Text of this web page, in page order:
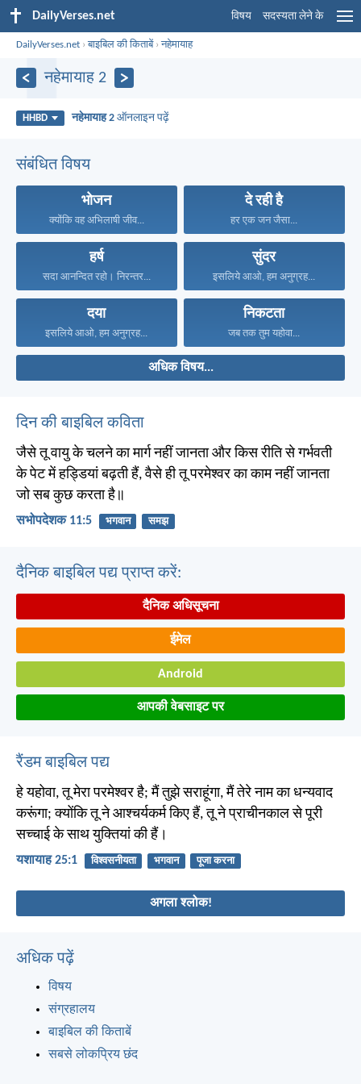
DailyVerses.net विषय सदस्यता लेने के
DailyVerses.net ›बाइबिल की किताबें›नहेमायाह
नहेमायाह 2
HHBD नहेमायाह 2 ऑनलाइन पढ़ें
संबंधित विषय
भोजन
क्योंकि वह अभिलाषी जीव...
दे रही है
हर एक जन जैसा...
हर्ष
सदा आनन्दित रहो। निरन्तर...
सुंदर
इसलिये आओ, हम अनुग्रह...
दया
इसलिये आओ, हम अनुग्रह...
निकटता
जब तक तुम यहोवा...
अधिक विषय...
दिन की बाइबिल कविता
जैसे तू वायु के चलने का मार्ग नहीं जानता और किस रीति से गर्भवती
के पेट में हड्डियां बढ़ती हैं, वैसे ही तू परमेश्वर का काम नहीं जानता
जो सब कुछ करता है॥
सभोपदेशक 11:5 भगवान समझ
दैनिक बाइबिल पद्य प्राप्त करें:
दैनिक अधिसूचना
ईमेल
Android
आपकी वेबसाइट पर
रैंडम बाइबिल पद्य
हे यहोवा, तू मेरा परमेश्वर है; मैं तुझे सराहूंगा, मैं तेरे नाम का धन्यवाद
करूंगा; क्योंकि तू ने आश्चर्यकर्म किए हैं, तू ने प्राचीनकाल से पूरी
सच्चाई के साथ युक्तियां की हैं।
यशायाह 25:1 विश्वसनीयता भगवान पूजा करना
अगला श्लोक!
अधिक पढ़ें
विषय
संग्रहालय
बाइबिल की किताबें
सबसे लोकप्रिय छंद